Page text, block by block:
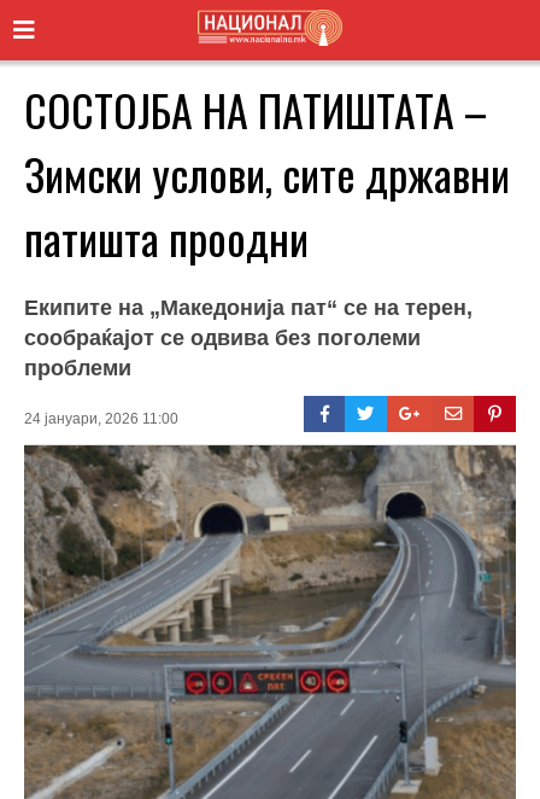
СОСТОЈБА НА ПАТИШТАТА –
Зимски услови, сите државни
патишта проодни
Екипите на „Македонија пат“ се на терен,
сообраќајот се одвива без поголеми
проблеми
24 јануари, 2026 11:00